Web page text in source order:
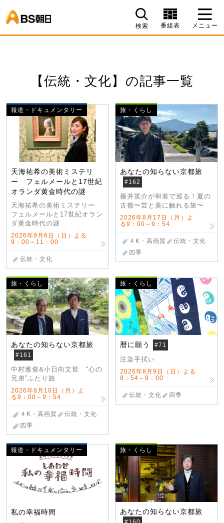
検索 番組表 メニュー
【伝統・文化】の記事一覧
報道・ドキュメンタリー
天海祐希の美術ミステリ
ー フェルメールと17世紀
オランダ黄金時代の謎
天海祐希の美術ミステリー
フェルメールと17世紀オラン
ダ黄金時代の謎
2026年9月6日（日）よる
9：00～11：00
伝統・文化
旅・くらし
あなたの知らない京都旅
#162
篠井英介が和装で巡る！夏の
古都〜芸と美に触れる旅〜
2026年8月17日（月）よ
る9：00～9：54
４K・高画質
伝統・文化
四季
旅・くらし
あなたの知らない京都旅
#161
中村雅俊&小日向文世 “心の
兄弟”ふたり旅
2026年8月10日（月）よ
る9：00～9：54
４K・高画質
伝統・文化
四季
旅・くらし
暦に願う #71
注染手拭い
2026年8月9日（日）よる
8：54～9：00
伝統・文化 四季
報道・ドキュメンタリー
私の幸福時間
旅・くらし
あなたの知らない京都旅